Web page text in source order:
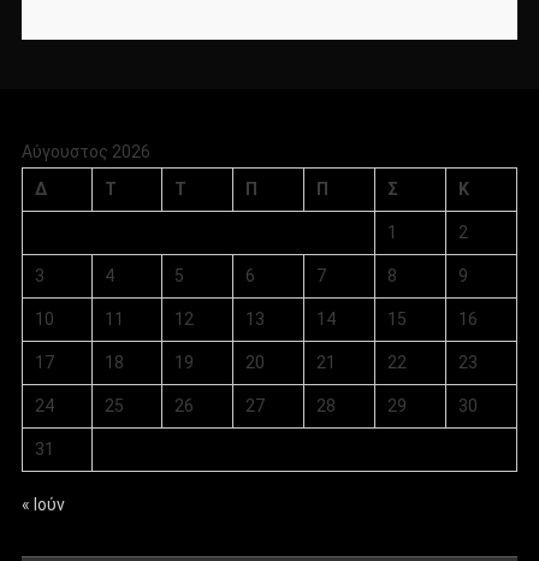
Αύγουστος 2026
Δ
Τ Τ Π Π Σ Κ
1 2
3 4 5 6 7 8 9
10 11 12 13 14 15 16
17 18 19 20 21 22 23
24 25 26 27 28 29 30
31
« Ιούν